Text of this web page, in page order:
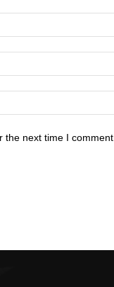
next time I comment.